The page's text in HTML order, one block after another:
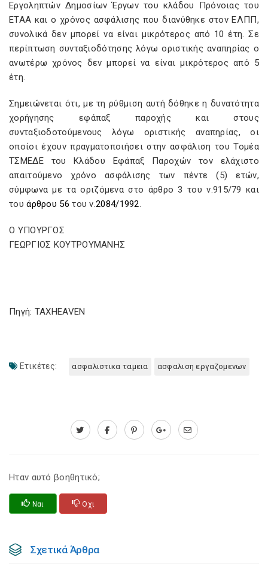
Εργοληπτών Δημοσίων Έργων του κλάδου Πρόνοιας του
ΕΤΑΑ και ο χρόνος ασφάλισης που διανύθηκε στον ΕΛΠΠ,
συνολικά δεν μπορεί να είναι μικρότερος από 10 έτη. Σε
περίπτωση συνταξιοδότησης λόγω οριστικής αναπηρίας ο
ανωτέρω χρόνος δεν μπορεί να είναι μικρότερος από 5
έτη.
Σημειώνεται ότι, με τη ρύθμιση αυτή δόθηκε η δυνατότητα
χορήγησης εφάπαξ παροχής και στους
συνταξιοδοτούμενους λόγω οριστικής αναπηρίας, οι
οποίοι έχουν πραγματοποιήσει στην ασφάλιση του Τομέα
ΤΣΜΕΔΕ του Κλάδου Εφάπαξ Παροχών τον ελάχιστο
απαιτούμενο χρόνο ασφάλισης των πέντε (5) ετών,
σύμφωνα με τα οριζόμενα στο άρθρο 3 του ν.915/79 και
τουάρθρου 56 του ν.2084/1992.
Ο ΥΠΟΥΡΓΟΣ
ΓΕΩΡΓΙΟΣ ΚΟΥΤΡΟΥΜΑΝΗΣ
Πηγή: TAXHEAVEN
Ετικέτες: ασφαλιστικα ταμεια ασφαλιση εργαζομενων
Ηταν αυτό βοηθητικό;
Ναι Οχι
Σχετικά Άρθρα